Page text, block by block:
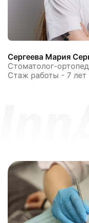
Сергеева Мария
Стоматолог-ортопед
Стаж работы - 7 лет